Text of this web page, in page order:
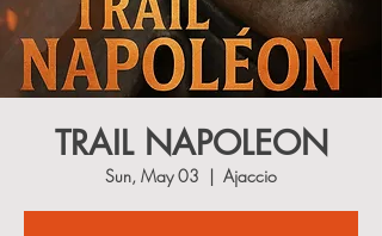
TRAIL NAPOLEON
Sun, May 03
  |
Ajaccio